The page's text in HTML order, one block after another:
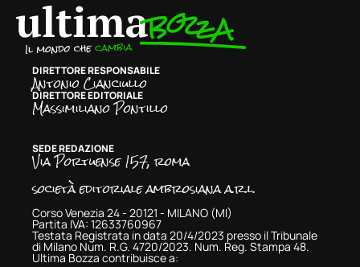
DIRETTORE RESPONSABILE
Antonio Cianciullo
DIRETTORE EDITORIALE
Massimiliano Pontillo
SEDE REDAZIONE
Via Portuense 157, roma
società editoriale ambrosiana a.r.l.
Corso Venezia 24 - 20121 - MILANO (MI)
Partita IVA: 12633760967
Testata Registrata in data 20/4/2023 presso il Tribunale
di Milano Num. R.G. 4720/2023. Num. Reg. Stampa 48.
Ultima Bozza contribuisce a: